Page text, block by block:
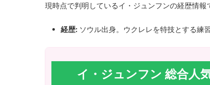
現時点で判明しているイ・ジュンフンの経歴情報
経歴: ソウル出身。ウクレレを特技とする練習
イ・ジュンフン 総合人